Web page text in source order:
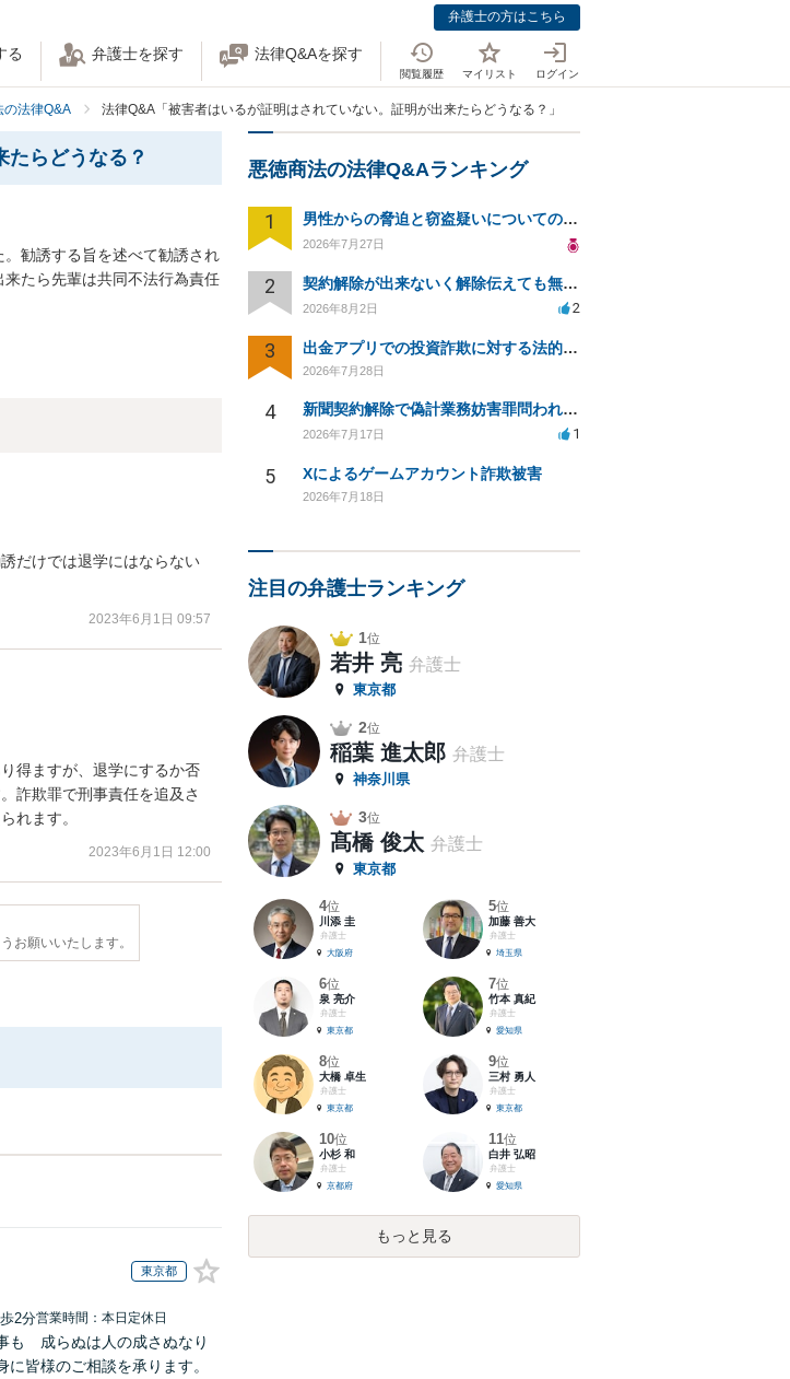
弁護士の方はこちら
る 弁護士を探す 法律Q&Aを探す
閲覧履歴 マイリスト ログイン
の法律Q&A 法律Q&A「被害者はいるが証明はされていない。証明が出来たらどうなる？」
らどうなる？
勧誘する旨を述べて勧誘され
たら先輩は共同不法行為責任
だけでは退学にはならない
2023年6月1日 09:57
得ますが、退学にするか否
詐欺罪で刑事責任を追及さ
れます。
2023年6月1日 12:00
お願いいたします。
東京都
2分営業時間：本日定休日
も 成らぬは人の成さぬなり
皆様のご相談を承ります。
悪徳商法の法律Q&Aランキング
1 男性からの脅迫と窃盗疑いについての法的対処法
2026年7月27日
2 契約解除が出来ないく解除伝えても無視請求をされる
2026年8月2日 2
3 出金アプリでの投資詐欺に対する法的措置への対応方法は？
2026年7月28日
4 新聞契約解除で偽計業務妨害罪問われる可能性は？
2026年7月17日 1
5 Xによるゲームアカウント詐欺被害
2026年7月18日
注目の弁護士ランキング
1位
若井 亮 弁護士
東京都
2位
稲葉 進太郎 弁護士
神奈川県
3位
髙橋 俊太 弁護士
東京都
4位
川添 圭
弁護士
大阪府
5位
加藤 善大
弁護士
埼玉県
6位
泉 亮介
弁護士
東京都
7位
竹本 真紀
弁護士
愛知県
8位
大橋 卓生
弁護士
東京都
9位
三村 勇人
弁護士
東京都
10位
小杉 和
弁護士
京都府
11位
白井 弘昭
弁護士
愛知県
もっと見る